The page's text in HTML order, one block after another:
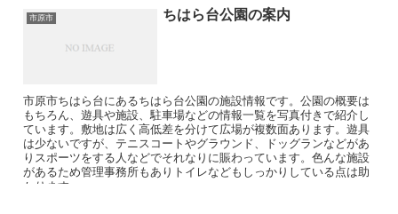
市原市 ちはら台公園の案内
市原市ちはら台にあるちはら台公園の施設情報です。公園の概要は
もちろん、遊具や施設、駐車場などの情報一覧を写真付きで紹介し
ています。敷地は広く高低差を分けて広場が複数面あります。遊具
は少ないですが、テニスコートやグラウンド、ドッグランなどがあ
りスポーツをする人などでそれなりに賑わっています。色んな施設
があるため管理事務所もありトイレなどもしっかりしている点は助
かります。